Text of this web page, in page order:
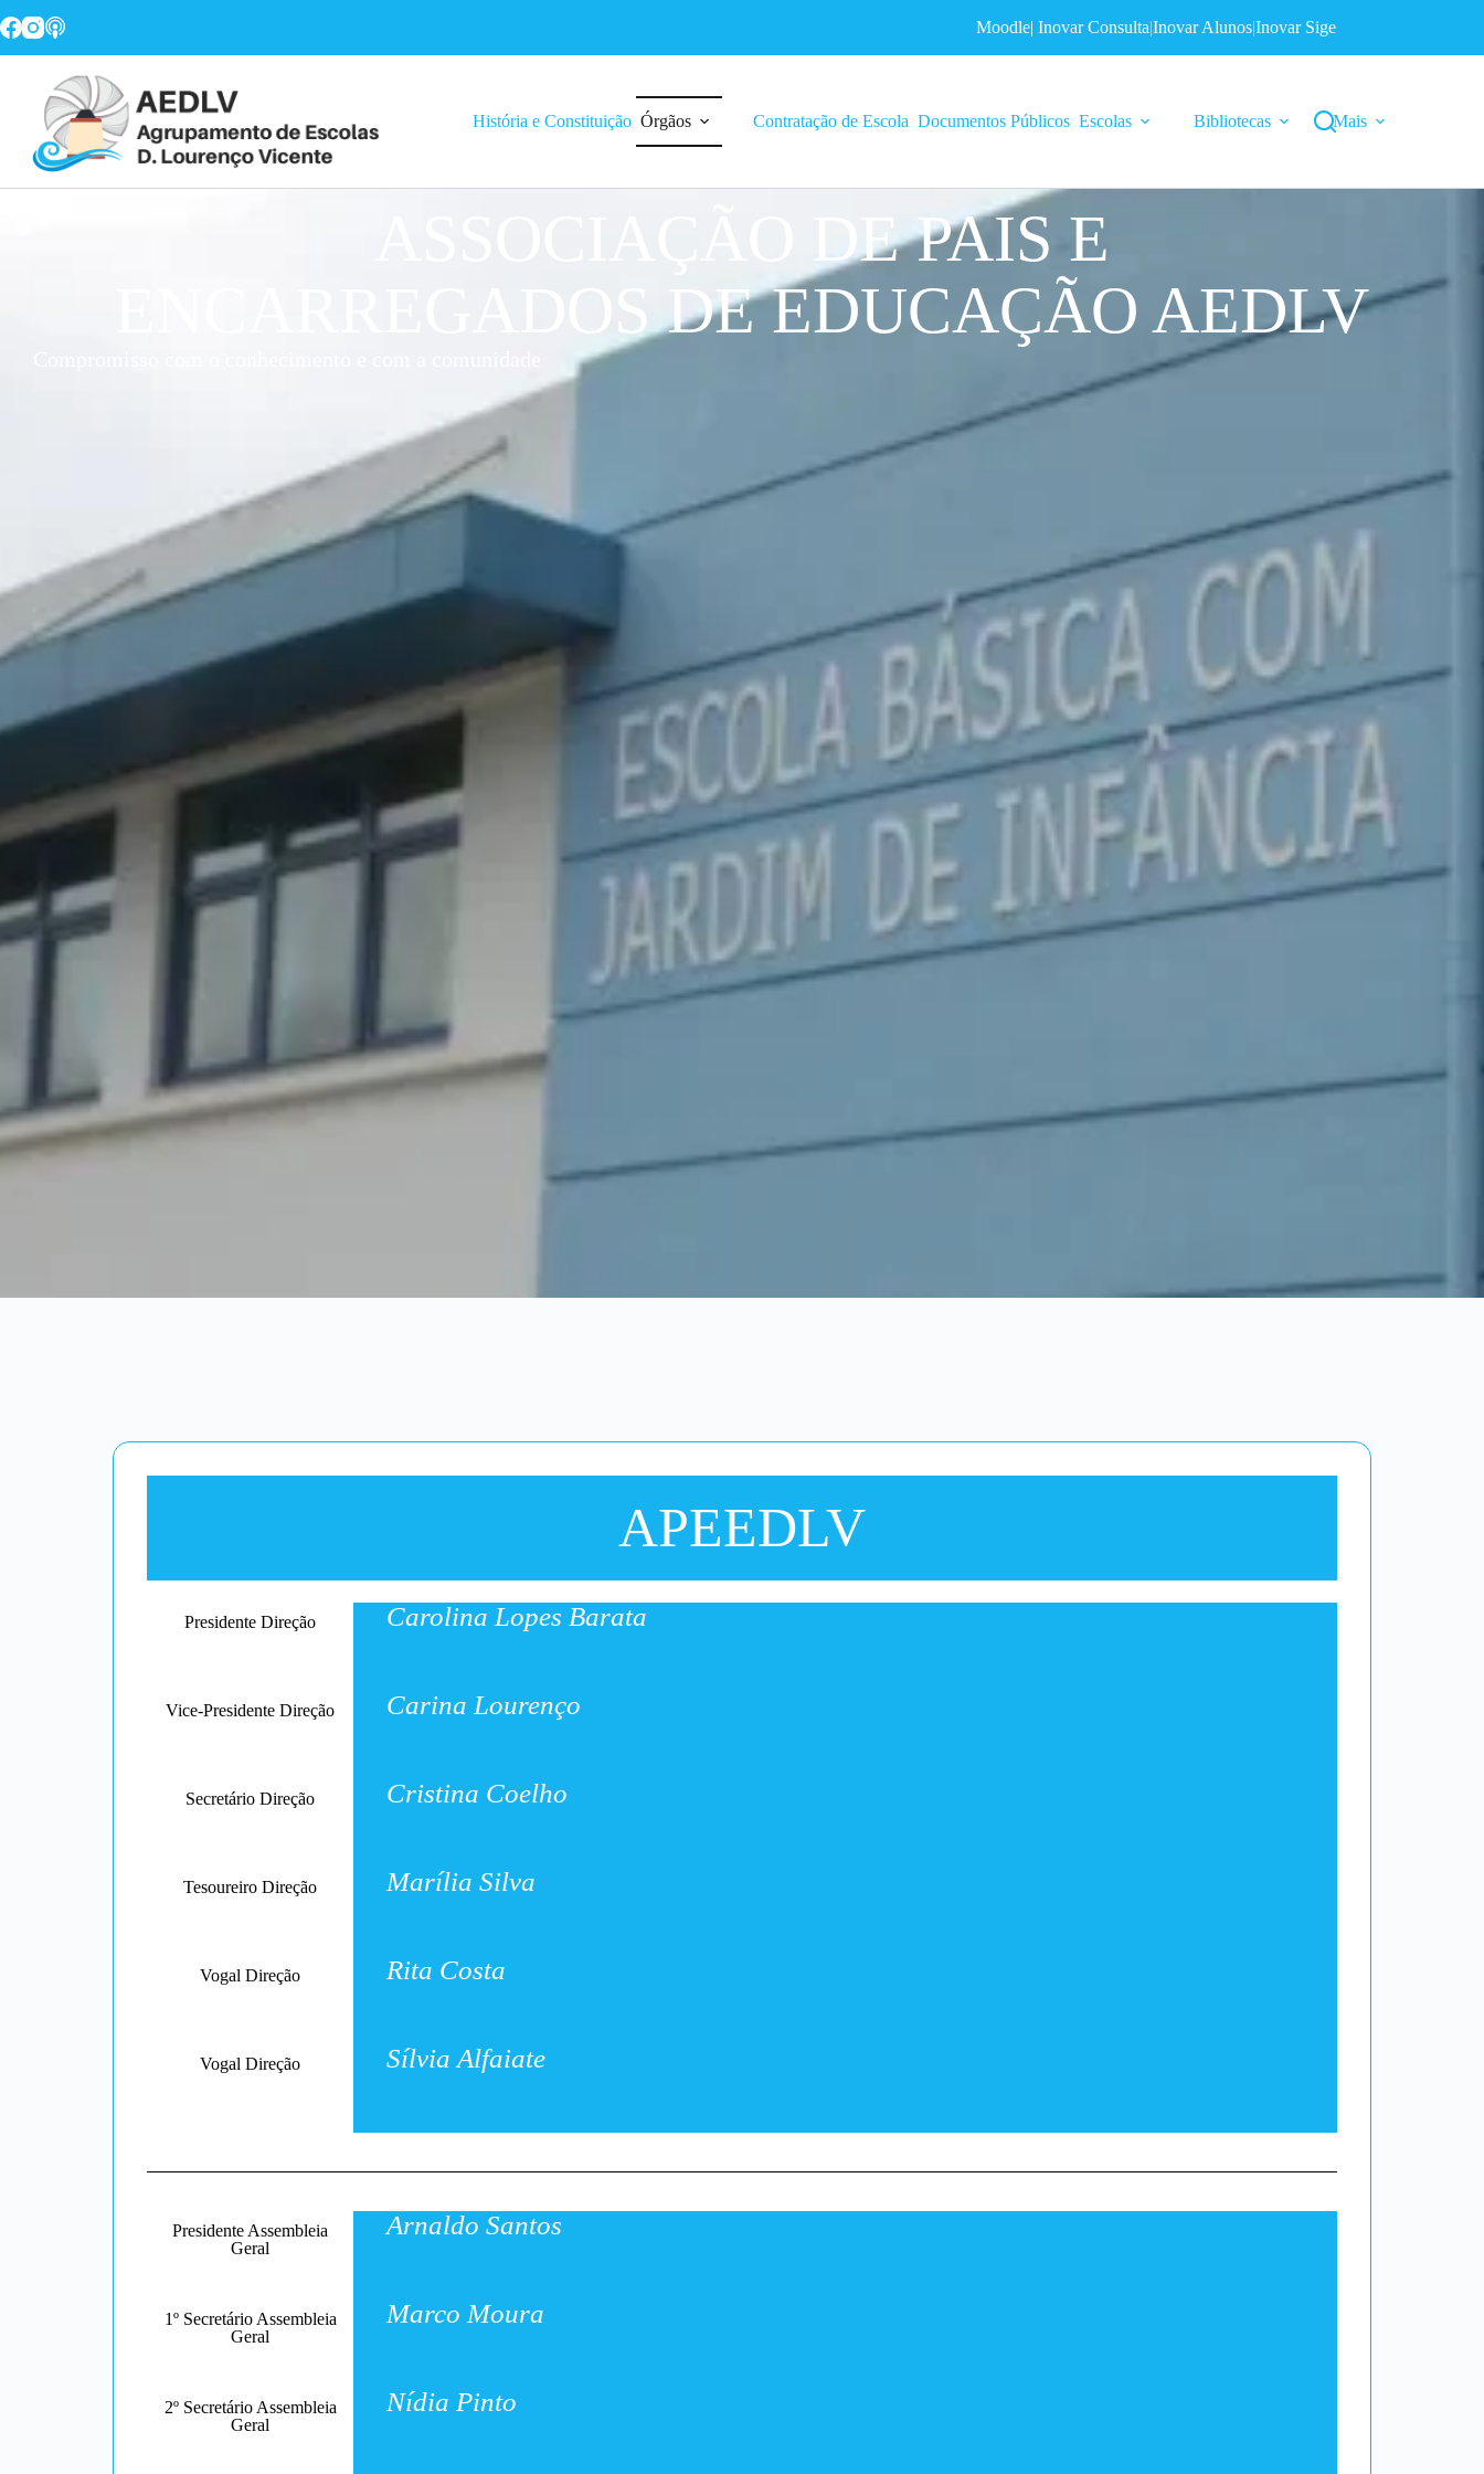
Moodle| Inovar Consulta|Inovar Alunos|Inovar Sige
História e Constituição Órgãos Contratação de Escola Documentos Públicos Escolas Bibliotecas Mais
ASSOCIAÇÃO DE PAIS E
ENCARREGADOS DE EDUCAÇÃO AEDLV
APEEDLV
Presidente Direção Carolina Lopes Barata
Vice-Presidente Direção Carina Lourenço
Secretário Direção Cristina Coelho
Tesoureiro Direção Marília Silva
Vogal Direção Rita Costa
Vogal Direção Sílvia Alfaiate
Presidente Assembleia
Geral
Arnaldo Santos
1º Secretário Assembleia
Geral
Marco Moura
2º Secretário Assembleia
Geral
Nídia Pinto